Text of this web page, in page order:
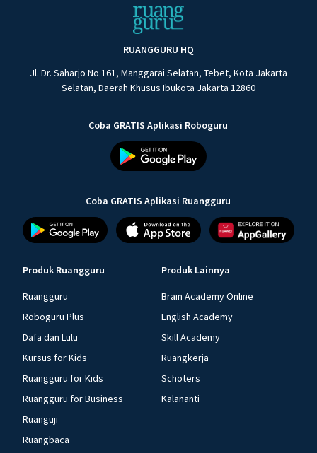
RUANGGURU HQ
Jl. Dr. Saharjo No.161, Manggarai Selatan, Tebet, Kota Jakarta
Selatan, Daerah Khusus Ibukota Jakarta 12860
Coba GRATIS Aplikasi Roboguru
Coba GRATIS Aplikasi Ruangguru
Produk Ruangguru
Ruangguru
Roboguru Plus
Dafa dan Lulu
Kursus for Kids
Ruangguru for Kids
Ruangguru for Business
Ruanguji
Ruangbaca
Produk Lainnya
Brain Academy Online
English Academy
Skill Academy
Ruangkerja
Schoters
Kalananti